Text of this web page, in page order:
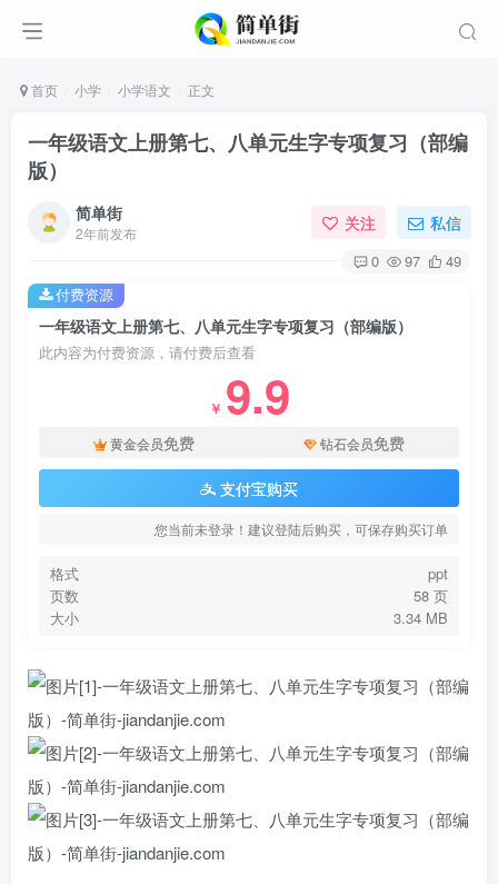
首页 小学 小学语文 正文
一年级语文上册第七、八单元生字专项复习（部编
版）
简单街
2年前发布 关注 私信
0 97 49
一年级语文上册第七、八单元生字专项复习（部编版）
此内容为付费资源，请付费后查看
￥ 9.9
黄金会员免费 钻石会员免费
支付宝购买
您当前未登录！建议登陆后购买，可保存购买订单
格式
ppt
页数
58 页
大小
3.34 MB
付费资源